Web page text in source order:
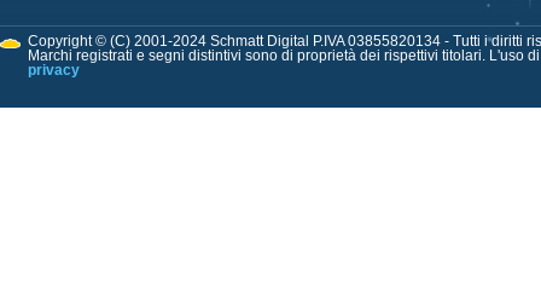
Copyright © (C) 2001-2024 Schmatt Digital P.IVA 03855820134 - Tutti i diritti
Marchi registrati e segni distintivi sono di proprietà dei rispettivi titolari. L'uso
privacy